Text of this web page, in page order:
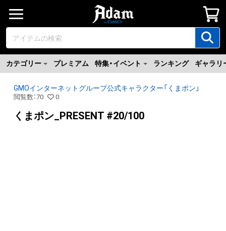
カテゴリー プレミアム 特集・イベント ランキング ギャラリ
GMOインターネットグループ公式キャラクター「くまポン」
閲覧数 ：70 0
くまポン_PRESENT #20/100